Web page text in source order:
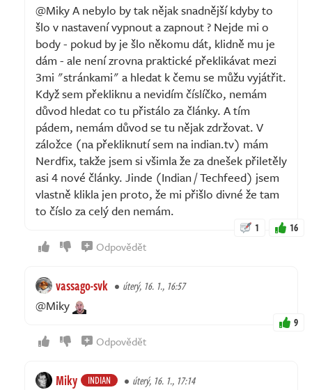
@Miky A nebylo by tak nějak snadnější kdyby to
šlo v nastavení vypnout a zapnout ? Nejde mi o
body - pokud by je šlo někomu dát, klidně mu je
dám - ale není zrovna praktické překlikávat mezi
3mi "stránkami" a hledat k čemu se můžu vyjátřit.
Když sem překliknu a nevidím číslíčko, nemám
důvod hledat co tu přistálo za články. A tím
pádem, nemám důvod se tu nějak zdržovat. V
záložce (na překliknutí sem na indian.tv) mám
Nerdfix, takže jsem si všimla že za dnešek přiletěly
asi 4 nové články. Jinde (Indian / Techfeed) jsem
vlastně klikla jen proto, že mi přišlo divné že tam
to číslo za celý den nemám.
1 16
Odpovědět
vassago-svk úterý, 16. 1., 16:57
@Miky
9
Odpovědět
Miky INDIAN úterý, 16. 1., 17:14